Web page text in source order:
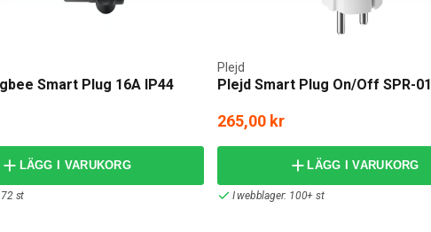
Smart Plug 16A IP44
LÄGG I VARUKORG
st
Plejd Smart Plug On/Off SPR-01
Plejd
265,00 kr
LÄGG I VARUKORG
I webblager: 100+ st